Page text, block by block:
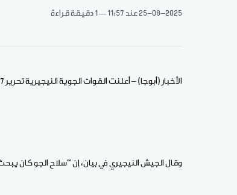
25-08-2025عند 11:57 1 دقيقة قراءة
الأخبار (أبوجا) – أعلنت القوات الجوية النيجيرية تحرير 67 رهينة خلال عملية نفذتها في ولاية كاتسينا الواقعة على الحدود مع النيجر.
وقال الجيش النيجيري في بيان، إن “سلاح الجو كان